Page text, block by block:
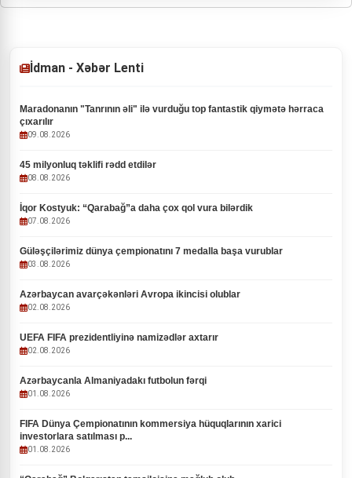
İdman - Xəbər Lenti
Maradonanın "Tanrının əli" ilə vurduğu top fantastik qiymətə hərraca
çıxarılır
09.08.2026
45 milyonluq təklifi rədd etdilər
08.08.2026
İqor Kostyuk: “Qarabağ”a daha çox qol vura bilərdik
07.08.2026
Güləşçilərimiz dünya çempionatını 7 medalla başa vurublar
03.08.2026
Azərbaycan avarçəkənləri Avropa ikincisi olublar
02.08.2026
UEFA FIFA prezidentliyinə namizədlər axtarır
02.08.2026
Azərbaycanla Almaniyadakı futbolun fərqi
01.08.2026
FIFA Dünya Çempionatının kommersiya hüquqlarının xarici
investorlara satılması p...
01.08.2026